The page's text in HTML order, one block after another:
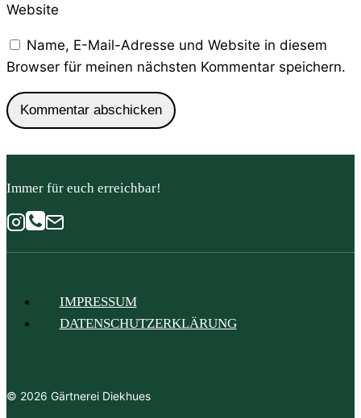
Website
Name, E-Mail-Adresse und Website in diesem
Browser für meinen nächsten Kommentar speichern.
Immer für euch erreichbar!
IMPRESSUM
DATENSCHUTZERKLÄRUNG
© 2026 Gärtnerei Diekhues